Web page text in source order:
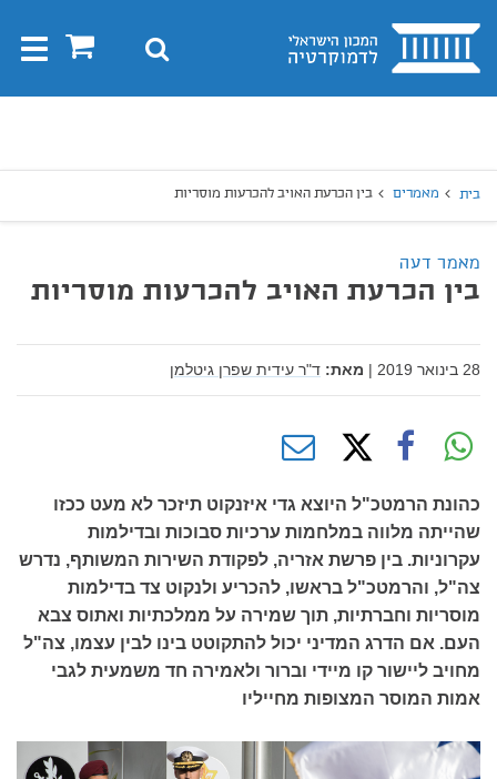
בית 0 חיפוש
בית מאמרים בין הכרעת האויב להכרעות מוסריות
מאמר דעה
בין הכרעת האויב להכרעות מוסריות
28 בינואר 2019 | מאת: ד"ר עידית שפרן גיטלמן
כהונת הרמטכ"ל היוצא גדי איזנקוט תיזכר לא מעט ככזו
שהייתה מלווה במלחמות ערכיות סבוכות ובדילמות
עקרוניות. בין פרשת אזריה, לפקודת השירות המשותף, נדרש
צה"ל, והרמטכ"ל בראשו, להכריע ולנקוט צד בדילמות
מוסריות וחברתיות, תוך שמירה על ממלכתיות ואתוס צבא
העם. אם הדרג המדיני יכול להתקוטט בינו לבין עצמו, צה"ל
מחויב ליישור קו מיידי וברור ולאמירה חד משמעית לגבי
אמות המוסר המצופות מחייליו​